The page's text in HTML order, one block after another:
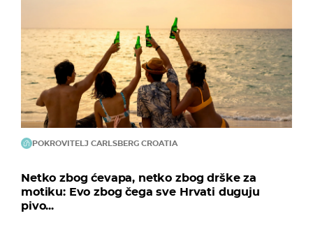
POKROVITELJ CARLSBERG CROATIA
Netko zbog ćevapa, netko zbog drške za
motiku: Evo zbog čega sve Hrvati duguju
pivo...